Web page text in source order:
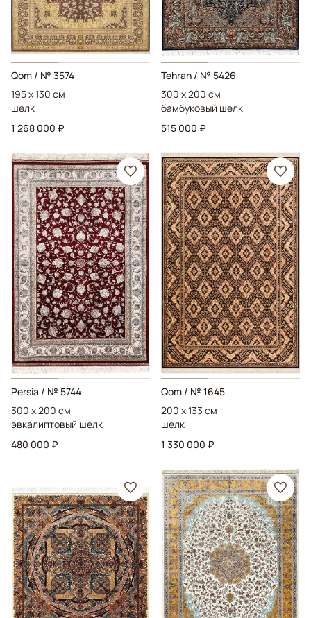
Qom / № 3574
195 x 130 см
шелк
1 268 000 ₽
Tehran / № 5426
300 x 200 см
бамбуковый шелк
515 000 ₽
Persia / № 5744
300 x 200 см
эвкалиптовый шелк
480 000 ₽
Qom / № 1645
200 x 133 см
шелк
1 330 000 ₽